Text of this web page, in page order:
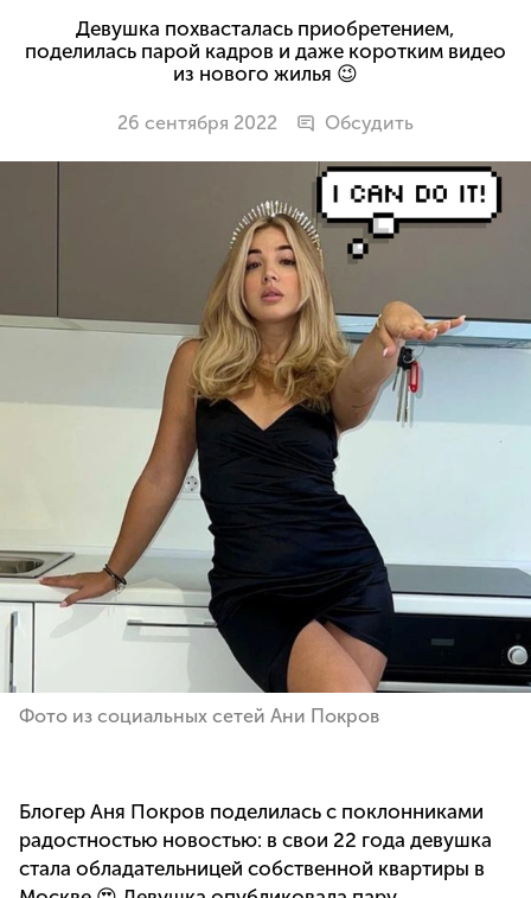
Девушка похвасталась приобретением,
поделилась парой кадров и даже коротким видео
из нового жилья 😉
26 сентября 2022 Обсудить
Фото из социальных сетей Ани Покров
Блогер Аня Покров поделилась с поклонниками
радостностью новостью: в свои 22 года девушка
стала обладательницей собственной квартиры в